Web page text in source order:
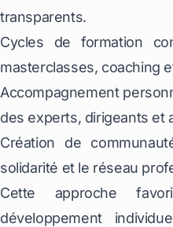
transparents.
Cycles de formation
masterclasses, coaching
Accompagnement
des experts, dirigeants et
Création de
solidarité et le réseau
Cette approche
développement